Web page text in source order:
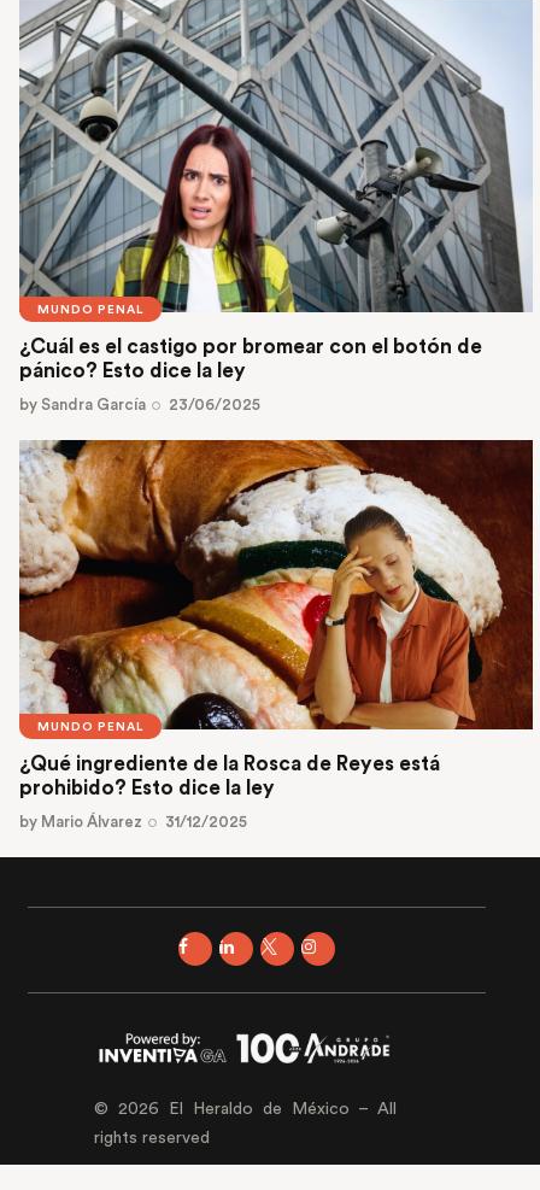
MUNDO PENAL
¿Cuál es el castigo por bromear con el botón de
pánico? Esto dice la ley
by Sandra García 23/06/2025
MUNDO PENAL
¿Qué ingrediente de la Rosca de Reyes está
prohibido? Esto dice la ley
by Mario Álvarez 31/12/2025
© 2026 El Heraldo de México – All
rights reserved